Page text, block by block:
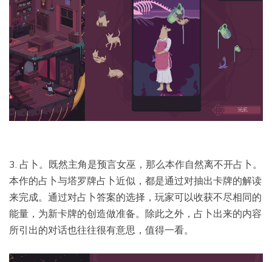
3. 占卜。既然主角是预言女巫，那么本作自然离不开占卜。
本作的占卜与塔罗牌占卜近似，都是通过对抽出卡牌的解读
来完成。通过对占卜答案的选择，玩家可以收获不尽相同的
能量，为新卡牌的创造做准备。除此之外，占卜出来的内容
所引出的对话也往往很有意思，值得一看。